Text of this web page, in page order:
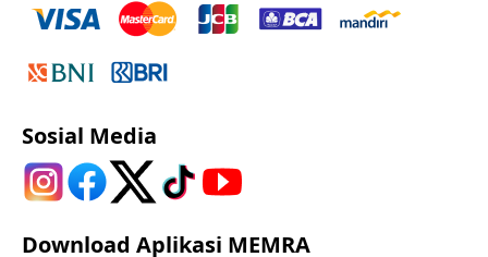
Sosial Media
Download Aplikasi MEMRA